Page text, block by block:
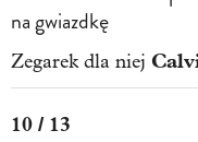
na gwiazdkę
Zegarek dla niej
10 / 13